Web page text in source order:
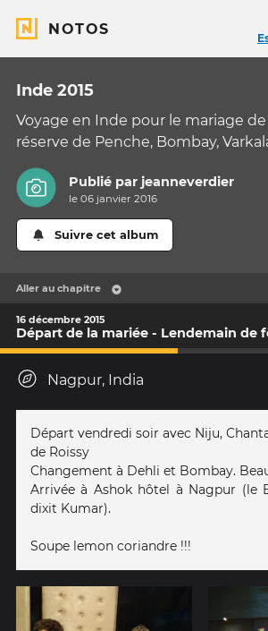
NOTOS
Inde 2015
Voyage en Inde pour le mariage
réserve de Penche, Bombay,
Publié par jeanneverdier
le 06 janvier 2016
Suivre cet album
Aller au chapitre
16 décembre 2015
Départ de la mariée - Lendemain de
Nagpur, India
Départ vendredi soir avec Niju,
de Roissy
Changement à Dehli et Bombay.
Arrivée à Ashok hôtel à Nagpur (le
dixit Kumar).
Soupe lemon coriandre !!!